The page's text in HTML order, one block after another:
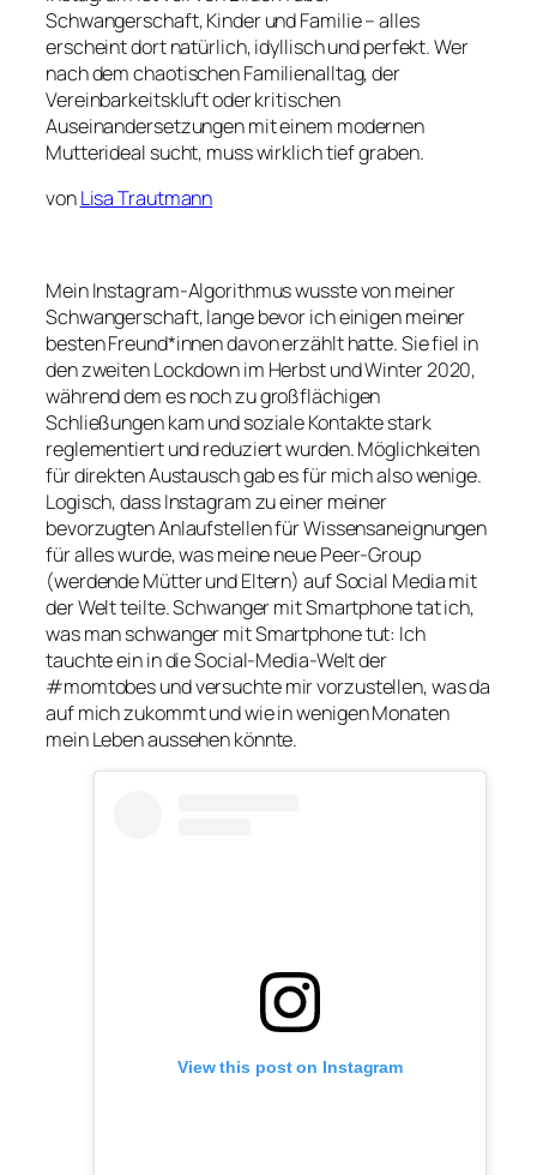
Schwangerschaft, Kinder und Familie– alles
erscheint dort natürlich, idyllisch und perfekt. Wer
nach dem chaotischen Familienalltag, der
Vereinbarkeitskluft oder kritischen
Auseinandersetzungen mit einem modernen
Mutterideal sucht, muss wirklich tief graben.
vonLisa Trautmann
Mein Instagram-Algorithmus wusste von meiner
Schwangerschaft, lange bevor ich einigen meiner
besten Freund*innen davon erzählt hatte. Sie fiel in
den zweiten Lockdown im Herbst und Winter 2020,
während dem es noch zu großflächigen
Schließungen kam und soziale Kontakte stark
reglementiert und reduziert wurden. Möglichkeiten
für direkten Austausch gab es für mich also wenige.
Logisch, dass Instagram zu einer meiner
bevorzugten Anlaufstellen für Wissensaneignungen
für alles wurde, was meine neuePeer-Group
(werdende Mütter und Eltern) auf Social Media mit
der Welt teilte. Schwanger mit Smartphone tat ich,
was man schwanger mit Smartphone tut: Ich
tauchte ein in die Social-Media-Welt der
#momtobesund versuchte mir vorzustellen, was da
auf mich zukommt und wie in wenigen Monaten
mein Leben aussehen könnte.
View this post on Instagram